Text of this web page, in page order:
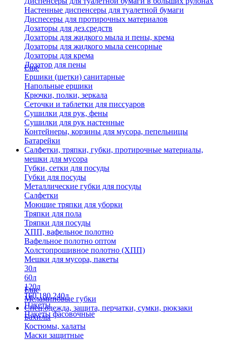
Настенные диспенсеры для туалетной бумаги
Диспесеры для протирочных материалов
Дозаторы для дез.средств
Дозаторы для жидкого мыла и пены, крема
Дозаторы для жидкого мыла сенсорные
Дозаторы для крема
Дозатор для пены
Еще
Ершики (щетки) санитарные
Напольные ершики
Крючки, полки, зеркала
Сеточки и таблетки для писсуаров
Сушилки для рук, фены
Сушилки для рук настенные
Контейнеры, корзины для мусора, пепельницы
Батарейки
Салфетки, тряпки, губки, протирочные материалы,
мешки для мусора
Губки, сетки для посуды
Губки для посуды
Металлические губки для посуды
Салфетки
Моющие тряпки для уборки
Тряпки для пола
Тряпки для посуды
ХПП, вафельное полотно
Вафельное полотно оптом
Холстопрошивное полотно (ХПП)
Мешки для мусора, пакеты
30л
60л
120л
160,180,240л
Пакеты
Пакеты фасовочные
Еще
Меламиновые губки
Спец.одежда, защита, перчатки, сумки, рюкзаки
Бахилы
Костюмы, халаты
Маски защитные